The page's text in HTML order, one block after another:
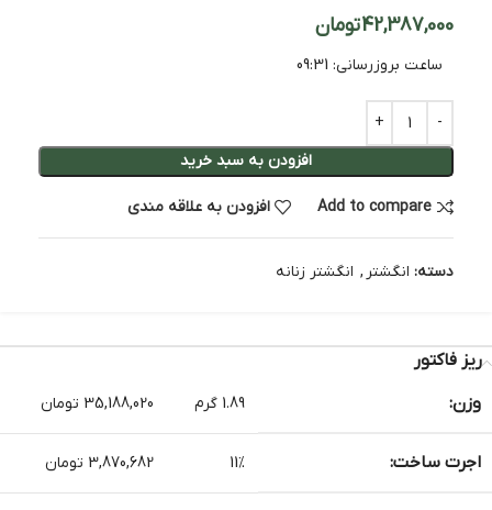
42,387,000تومان
ساعت بروزرسانی: 09:31
افزودن به سبد خرید
Add to compare افزودن به علاقه مندی
دسته: انگشتر , انگشتر زنانه
ریز فاکتور
وزن:
1.89 گرم 35,188,020 تومان
اجرت ساخت: 11% 3,870,682 تومان